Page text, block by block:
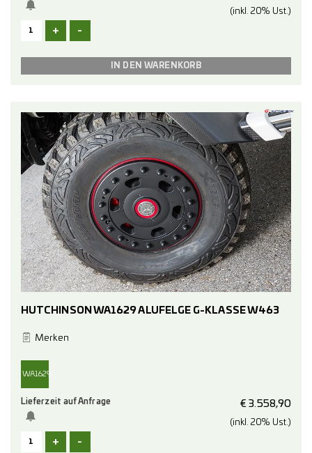
TERRAINTERRAIN265/75R16265/75R16
(inkl. 20% Ust.)
+ -
HUTCHINSON WA1629 ALUFELGE G-KLASSE W463
Merken
WA1629-
17- € 3.558,90
(inkl. 20% Ust.)
Lieferzeit auf Anfrage
+ -